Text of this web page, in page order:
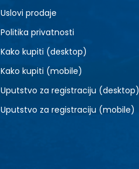
Uslovi prodaje
Politika privatnosti
Kako kupiti (desktop)
Kako kupiti (mobile)
Uputstvo za registraciju (desktop)
Uputstvo za registraciju (mobile)